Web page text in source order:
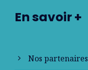
En savoir +
Nos partenaires